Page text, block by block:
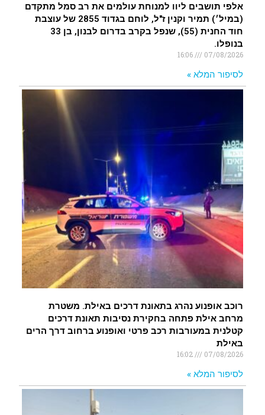
אלפי תושבים ליוו למנוחת עולמים את רב סמל מתקדם
(במיל׳) תמיר וקנין ז"ל, לוחם בגדוד 2855 של עוצבת
חוד החנית (55), שנפל בקרב בדרום לבנון, בן 33
בנופלו.
07/08/2026
16:06
לסיפור המלא »
רוכב אופנוע נהרג בתאונת דרכים באילת. משטרת
מרחב אילת פתחה בחקירת נסיבות תאונת דרכים
קטלנית במעורבות רכב פרטי ואופנוע ברחוב דרך הרים
באילת
07/08/2026
16:02
לסיפור המלא »